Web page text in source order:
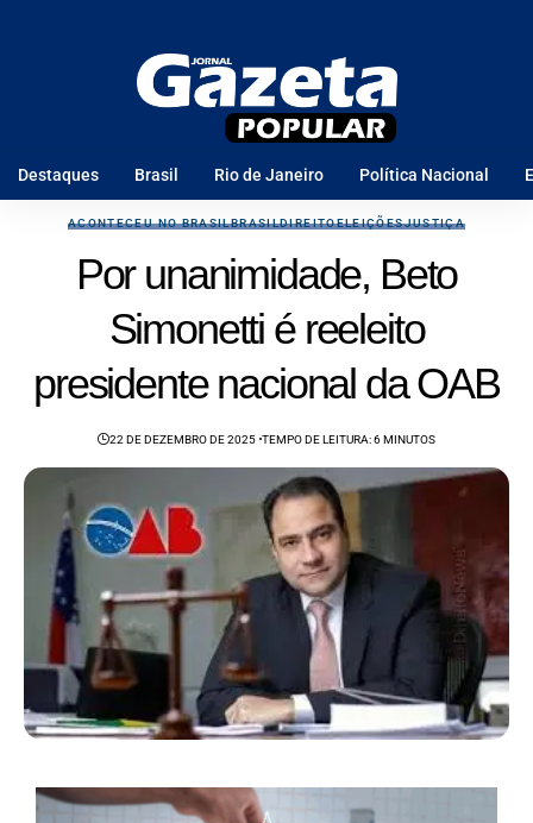
Destaques Brasil Rio de Janeiro Política Nacional
ACONTECEU NO BRASILBRASILDIREITOELEIÇÕESJUSTIÇA
Por unanimidade, Beto
Simonetti é reeleito
presidente nacional da OAB
22 DE DEZEMBRO DE 2025 TEMPO DE LEITURA: 6 MINUTOS